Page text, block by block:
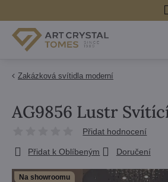
Zakázková svítidla moderní
Na showroomu
AG9856 Lustr
Přidat hodnocení
Přidat k Oblíbeným Doručení